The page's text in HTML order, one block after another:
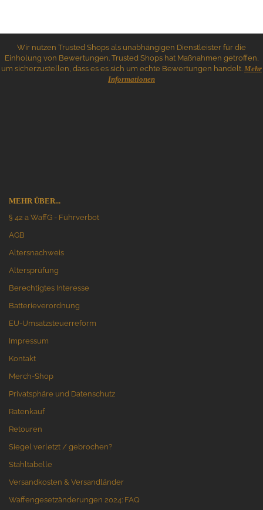
Wir nutzen Trusted Shops als unabhängigen Dienstleister für die
Einholung von Bewertungen. Trusted Shops hat Maßnahmen getroffen,
um sicherzustellen, dass es es sich um echte Bewertungen handelt. Mehr
Informationen
MEHR ÜBER...
§ 42 a WaffG - Führverbot
AGB
Altersnachweis
Altersprüfung
Berechtigtes Interesse
Batterieverordnung
EU-Umsatzsteuerreform
Impressum
Kontakt
Merch-Shop
Privatsphäre und Datenschutz
Ratenkauf
Retouren
Siegel verletzt / gebrochen?
Stahltabelle
Versandkosten & Versandländer
Waffengesetzänderungen 2024: FAQ